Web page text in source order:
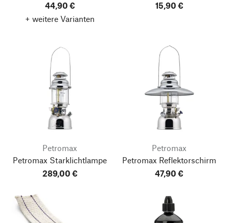
44,90 €
+ weitere Varianten
15,90 €
Petromax
Petromax Starklichtlampe
289,00 €
Petromax
Petromax Reflektorschirm
47,90 €